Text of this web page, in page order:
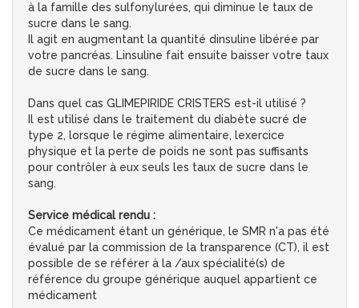
à la famille des sulfonylurées, qui diminue le taux de
sucre dans le sang.
Il agit en augmentant la quantité dinsuline libérée par
votre pancréas. Linsuline fait ensuite baisser votre taux
de sucre dans le sang.
Dans quel cas GLIMEPIRIDE CRISTERS est-il utilisé ?
Il est utilisé dans le traitement du diabète sucré de
type 2, lorsque le régime alimentaire, lexercice
physique et la perte de poids ne sont pas suffisants
pour contrôler à eux seuls les taux de sucre dans le
sang.
Service médical rendu :
Ce médicament étant un générique, le SMR n'a pas été
évalué par la commission de la transparence (CT), il est
possible de se référer à la /aux spécialité(s) de
référence du groupe générique auquel appartient ce
médicament